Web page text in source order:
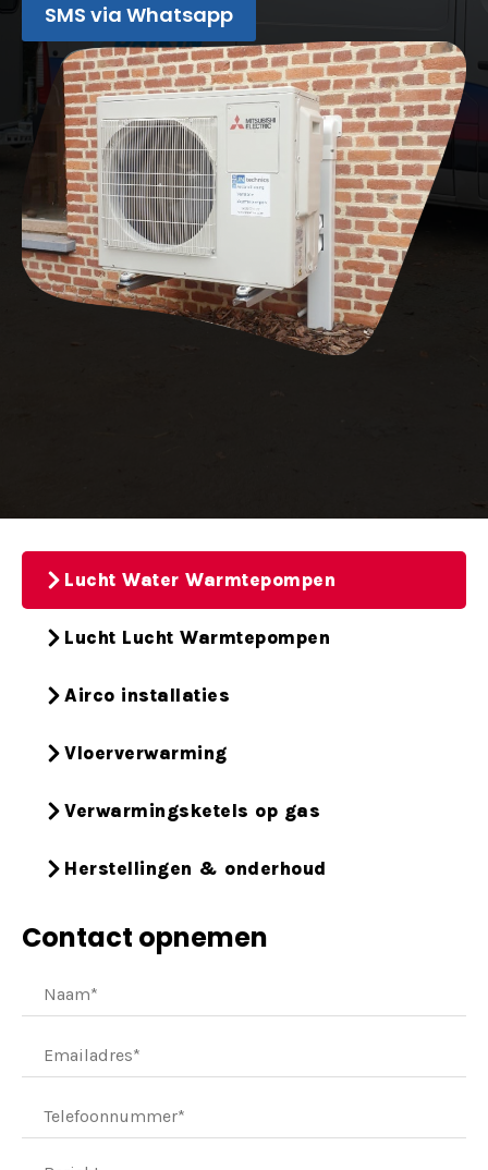
SMS via Whatsapp
Lucht Water Warmtepompen
Lucht Lucht Warmtepompen
Airco installaties
Vloerverwarming
Verwarmingsketels op gas
Herstellingen & onderhoud
Contact opnemen